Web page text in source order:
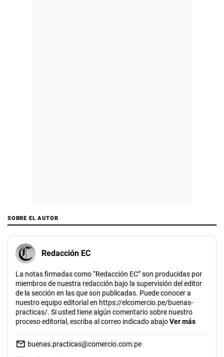
SOBRE EL AUTOR
Redacción EC
La notas firmadas como “Redacción EC” son producidas por
miembros de nuestra redacción bajo la supervisión del editor
de la sección en las que son publicadas. Puede conocer a
nuestro equipo editorial en https://elcomercio.pe/buenas-
practicas/. Si usted tiene algún comentario sobre nuestro
proceso editorial, escriba al correo indicado abajoVer más
buenas.practicas@comercio.com.pe